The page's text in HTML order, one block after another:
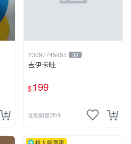
Y3097745955 33
吉伊卡哇
$199
近期銷量35件